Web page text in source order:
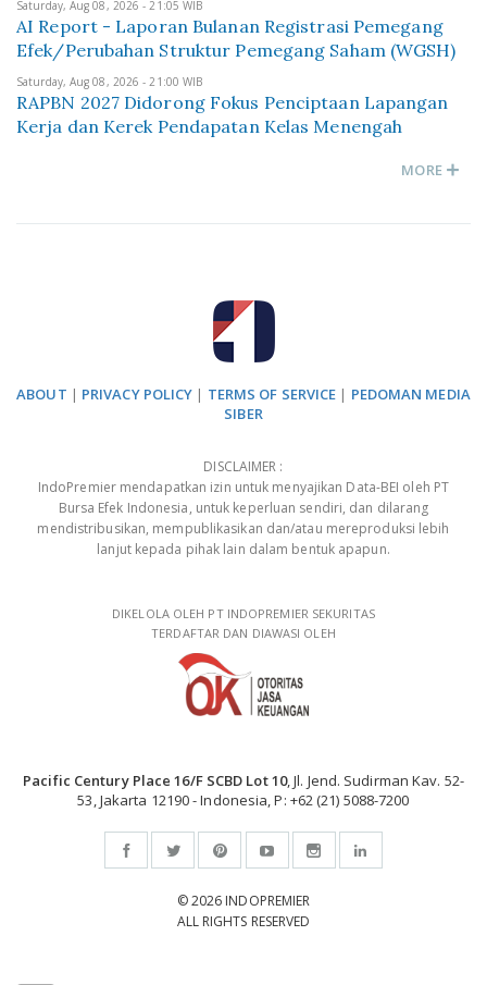
Saturday, Aug 08, 2026 - 21:05 WIB
AI Report - Laporan Bulanan Registrasi Pemegang
Efek/Perubahan Struktur Pemegang Saham (WGSH)
Saturday, Aug 08, 2026 - 21:00 WIB
RAPBN 2027 Didorong Fokus Penciptaan Lapangan
Kerja dan Kerek Pendapatan Kelas Menengah
MORE
ABOUT | PRIVACY POLICY | TERMS OF SERVICE | PEDOMAN MEDIA
SIBER
DISCLAIMER :
IndoPremier mendapatkan izin untuk menyajikan Data-BEI oleh PT
Bursa Efek Indonesia, untuk keperluan sendiri, dan dilarang
mendistribusikan, mempublikasikan dan/atau mereproduksi lebih
lanjut kepada pihak lain dalam bentuk apapun.
DIKELOLA OLEH PT INDOPREMIER SEKURITAS
TERDAFTAR DAN DIAWASI OLEH
Pacific Century Place 16/F SCBD Lot 10, Jl. Jend. Sudirman Kav. 52-
53, Jakarta 12190 - Indonesia, P: +62 (21) 5088-7200
© 2026 INDOPREMIER
ALL RIGHTS RESERVED